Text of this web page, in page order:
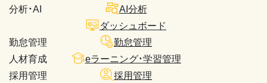
分析・AI
AI分析
ダッシュボード
勤怠管理
勤怠管理
人材育成
eラーニング・学習管理
採用管理
採用管理